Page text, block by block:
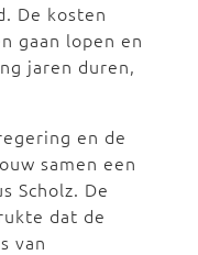
De kosten
gaan lopen en
jaren duren,
en de
samen een
Scholz. De
dat de
van